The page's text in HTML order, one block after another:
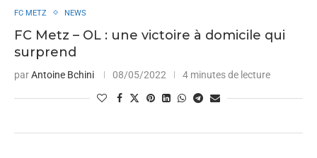
FC METZ NEWS
FC Metz – OL : une victoire à domicile qui
surprend
parAntoine Bchini 08/05/2022 4 minutes de lecture